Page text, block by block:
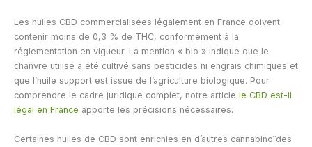
Les huiles CBD commercialisées légalement en France doivent
contenir moins de 0,3 % de THC, conformément à la
réglementation en vigueur. La mention « bio » indique que le
chanvre utilisé a été cultivé sans pesticides ni engrais chimiques et
que l’huile support est issue de l’agriculture biologique. Pour
comprendre le cadre juridique complet, notre article le CBD est-il
légal en France apporte les précisions nécessaires.
Certaines huiles de CBD sont enrichies en d’autres cannabinoïdes